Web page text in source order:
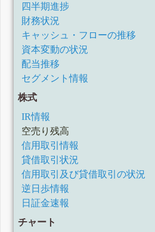
四半期進捗
財務状況
キャッシュ・フローの推移
資本変動の状況
配当推移
セグメント情報
株式
IR情報
空売り残高
信用取引情報
貸借取引状況
信用取引及び貸借取引の状況
逆日歩情報
日証金速報
チャート